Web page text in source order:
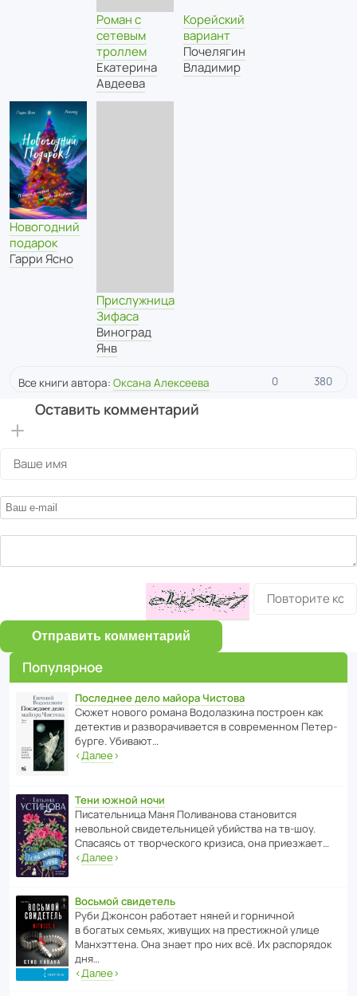
Роман с
сетевым
троллем
Екатерина
Авдеева
Корейский
вариант
Почелягин
Владимир
Новогодний
подарок
Гарри Ясно
Прислужница
Зифаса
Виноград
Янв
Все книги автора: Оксана Алексеева 0 380
Оставить комментарий
Отправить комментарий
Популярное
Последнее дело майора Чистова
Сюжет нового романа Водо­ла­з­кина пост­роен как
дете­ктив и разво­ра­чи­ва­ется в совре­менном Пете­р­
бурге. Убивают…
‹Далее›
Тени южной ночи
Писа­тель­ница Маня Поли­ва­нова стано­вится
невольной свиде­тель­ницей убийства на тв-шоу.
Спасаясь от твор­че­с­кого кризиса, она приезжает…
‹Далее›
Восьмой свидетель
Руби Джонсон рабо­тает няней и горни­чной
в богатых семьях, живущих на прес­ти­жной улице
Манх­эт­тена. Она знает про них всё. Их распо­рядок
дня…
‹Далее›